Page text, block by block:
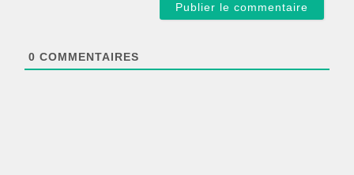
0 COMMENTAIRES